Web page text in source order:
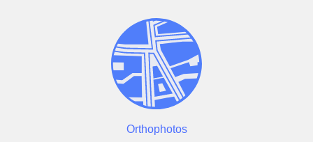
Orthophotos